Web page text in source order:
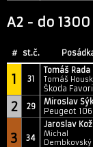
A2 - do
# st.č.
1 31
Tomáš Rada
Tomáš
Škoda
2 29
Miroslav
Peugeot 106
3 34
Jaroslav
Michal
Dembkovský